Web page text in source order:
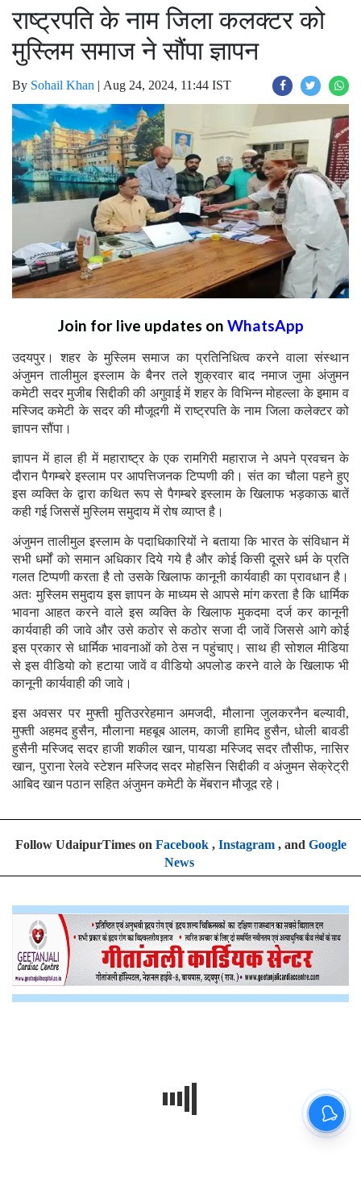
राष्ट्रपति के नाम जिला कलक्टर को
मुस्लिम समाज ने सौंपा ज्ञापन
By Sohail Khan | Aug 24, 2024, 11:44 IST
Join for live updates on WhatsApp
उदयपुर। शहर के मुस्लिम समाज का प्रतिनिधित्व करने वाला संस्थान
अंजुमन तालीमुल इस्लाम के बैनर तले शुक्रवार बाद नमाज जुमा अंजुमन
कमेटी सदर मुजीब सिद्दीकी की अगुवाई में शहर के विभिन्न मोहल्ला के इमाम व
मस्जिद कमेटी के सदर की मौजूदगी में राष्ट्रपति के नाम जिला कलेक्टर को
ज्ञापन सौंपा।
ज्ञापन में हाल ही में महाराष्ट्र के एक रामगिरी महाराज ने अपने प्रवचन के
दौरान पैगम्बरे इस्लाम पर आपत्तिजनक टिप्पणी की। संत का चौला पहने हुए
इस व्यक्ति के द्वारा कथित रूप से पैगम्बरे इस्लाम के खिलाफ भड़काऊ बातें
कही गई जिससें मुस्लिम समुदाय में रोष व्याप्त है।
अंजुमन तालीमुल इस्लाम के पदाधिकारियों ने बताया कि भारत के संविधान में
सभी धर्मों को समान अधिकार दिये गये है और कोई किसी दूसरे धर्म के प्रति
गलत टिप्पणी करता है तो उसके खिलाफ कानूनी कार्यवाही का प्रावधान है।
अतः मुस्लिम समुदाय इस ज्ञापन के माध्यम से आपसे मांग करता है कि धार्मिक
भावना आहत करने वाले इस व्यक्ति के खिलाफ मुकदमा दर्ज कर कानूनी
कार्यवाही की जावे और उसे कठोर से कठोर सजा दी जावें जिससे आगे कोई
इस प्रकार से धार्मिक भावनाओं को ठेस न पहुंचाए। साथ ही सोशल मीडिया
से इस वीडियो को हटाया जावें व वीडियो अपलोड करने वाले के खिलाफ भी
कानूनी कार्यवाही की जावे।
इस अवसर पर मुफ्ती मुतिउररेहमान अमजदी, मौलाना जुलकरनैन बल्यावी,
मुफ्ती अहमद हुसैन, मौलाना महबूब आलम, काजी हामिद हुसैन, धोली बावडी
हुसैनी मस्जिद सदर हाजी शकील खान, पायडा मस्जिद सदर तौसीफ, नासिर
खान, पुराना रेलवे स्टेशन मस्जिद सदर मोहसिन सिद्दीकी व अंजुमन सेक्रेट्री
आबिद खान पठान सहित अंजुमन कमेटी के मेंबरान मौजूद रहे।
Follow UdaipurTimes on Facebook, Instagram, and Google
News